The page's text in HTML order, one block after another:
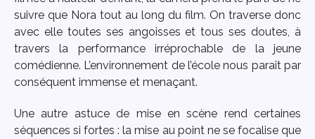
suivre que Nora tout au long du film. On traverse donc
avec elle toutes ses angoisses et tous ses doutes, à
travers la performance irréprochable de la jeune
comédienne. L’environnement de l’école nous paraît par
conséquent immense et menaçant.
Une autre astuce de mise en scène rend certaines
séquences si fortes : la mise au point ne se focalise que